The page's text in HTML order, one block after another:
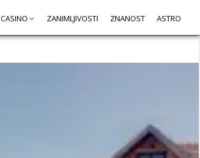
CASINO ZANIMLJIVOSTI ZNANOST ASTRO